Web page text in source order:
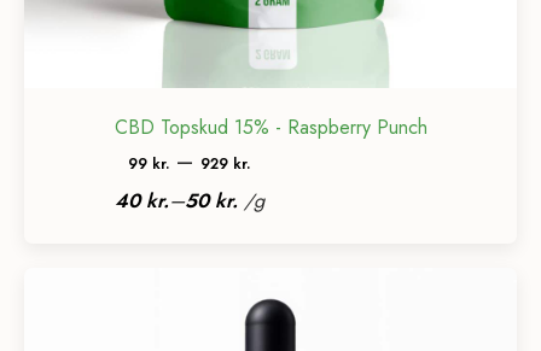
CBD Topskud 15% - Raspberry Punch
99 kr. – 929 kr.Prisinterval:
99 kr.
40kr.–50kr. /g